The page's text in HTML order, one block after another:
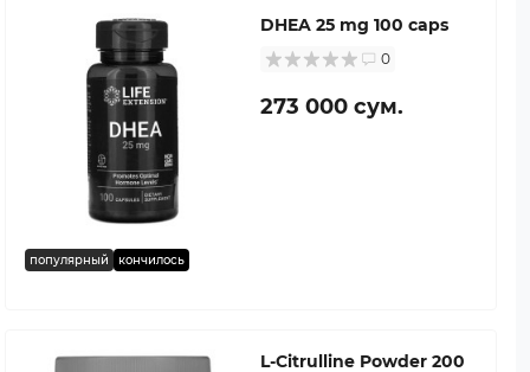
популярный кончилось
DHEA 25 mg 100 caps
0
273 000 сум.
L-Citrulline Powder 200